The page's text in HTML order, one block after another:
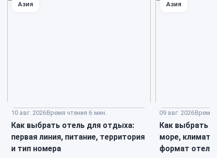
10 авг. 2026Время чтения 6 мин.
Как выбрать отель для отдыха:
первая линия, питание, территория
и тип номера
Азия
09 авг. 2026Время
Как выбрать
море, климат,
формат отеля
Азия